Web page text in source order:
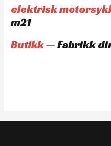
elektrisk
m21
Butikk— Fabrikk